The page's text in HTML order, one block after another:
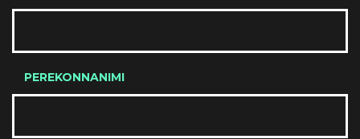
PEREKONNANIMI